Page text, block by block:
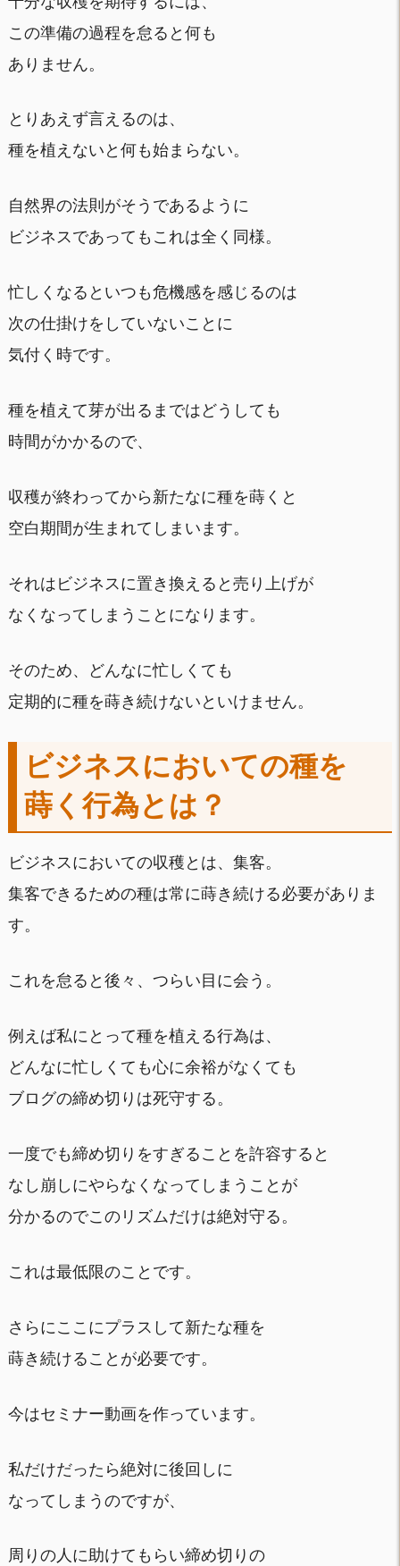
この準備の過程を怠ると何も
ありません。
とりあえず言えるのは、
種を植えないと何も始まらない。
自然界の法則がそうであるように
ビジネスであってもこれは全く同様。
忙しくなるといつも危機感を感じるのは
次の仕掛けをしていないことに
気付く時です。
種を植えて芽が出るまではどうしても
時間がかかるので、
収穫が終わってから新たなに種を蒔くと
空白期間が生まれてしまいます。
それはビジネスに置き換えると売り上げが
なくなってしまうことになります。
そのため、どんなに忙しくても
定期的に種を蒔き続けないといけません。
ビジネスにおいての種を
蒔く行為とは？
ビジネスにおいての収穫とは、集客。
集客できるための種は常に蒔き続ける必要がありま
す。
これを怠ると後々、つらい目に会う。
例えば私にとって種を植える行為は、
どんなに忙しくても心に余裕がなくても
ブログの締め切りは死守する。
一度でも締め切りをすぎることを許容すると
なし崩しにやらなくなってしまうことが
分かるのでこのリズムだけは絶対守る。
これは最低限のことです。
さらにここにプラスして新たな種を
蒔き続けることが必要です。
今はセミナー動画を作っています。
私だけだったら絶対に後回しに
なってしまうのですが、
周りの人に助けてもらい締め切りの